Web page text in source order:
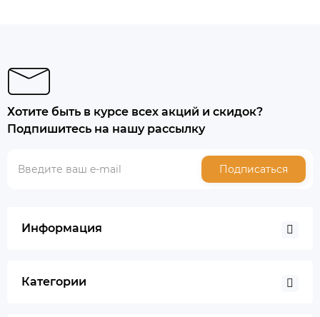
Хотите быть в курсе всех акций и скидок?
Подпишитесь на нашу рассылку
Подписаться
Информация
Категории